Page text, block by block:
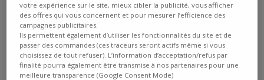
votre expérience sur le site, mieux cibler la publicité, vous afficher
des offres qui vous concernent et pour mesurer l’efficience des
campagnes publicitaires.
Ils permettent également d’utiliser les fonctionnalités du site et de
passer des commandes (ces traceurs seront actifs même si vous
choisissez de tout refuser). L’information d’acceptation/refus par
finalité pourra également être transmise à nos partenaires pour une
meilleure transparence (Google Consent Mode)